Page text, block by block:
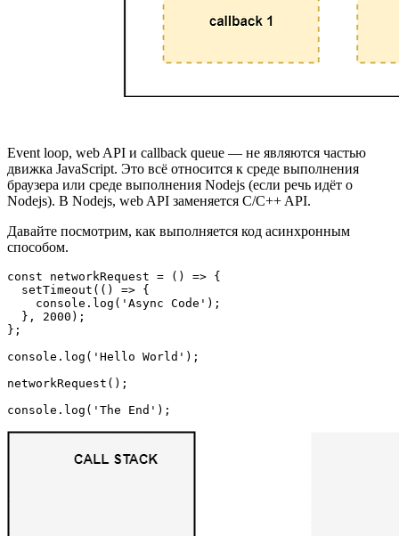
Event loop, web API и callback queue ― не являются частью
движка JavaScript. Это всё относится к среде выполнения
браузера или среде выполнения Nodejs (если речь идёт о
Nodejs). В Nodejs, web API заменяется C/C++ API.
Давайте посмотрим, как выполняется код асинхронным
способом.
const networkRequest = () => {
  setTimeout(() => {
    console.log('Async Code');
  }, 2000);
};
console.log('Hello World');
networkRequest();
console.log('The End');